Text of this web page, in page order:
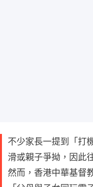
不少家長一提到「打
滑或親子爭拗，因此
然而，香港中華基督